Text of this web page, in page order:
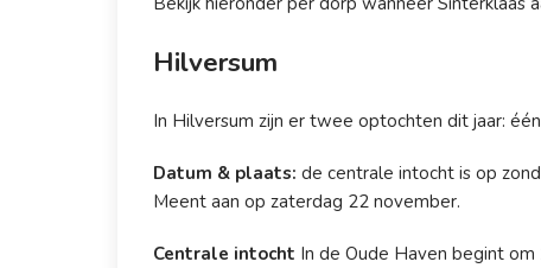
Hilversum
In Hilversum zijn er twee optochten dit jaar:
Datum & plaats: de centrale intocht is op
Meent aan op zaterdag 22 november.
Centrale intocht In de Oude Haven begint